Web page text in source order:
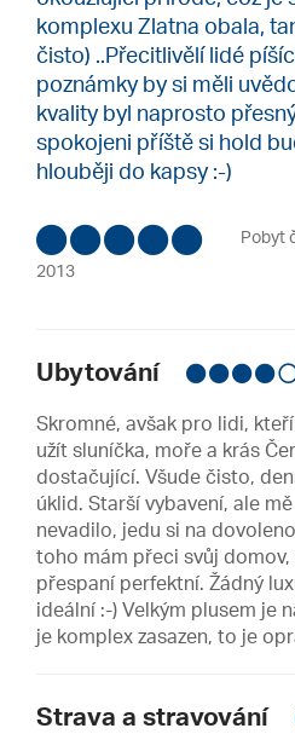
komplexu Zlatna obala,
čisto) ..Přecitlivělí lidé
poznámky by si měli
kvality byl naprosto
spokojeni příště si hold
hlouběji do kapsy :-)
Pobyt
2013
Ubytování
Skromné, avšak pro lidi,
užít sluníčka, moře a krás
dostačující. Všude čisto,
úklid. Starší vybavení, ale
nevadilo, jedu si na
toho mám přeci svůj
přespaní perfektní. Žádný
ideální :-) Velkým plusem je
je komplex zasazen, to je
Strava a stravování